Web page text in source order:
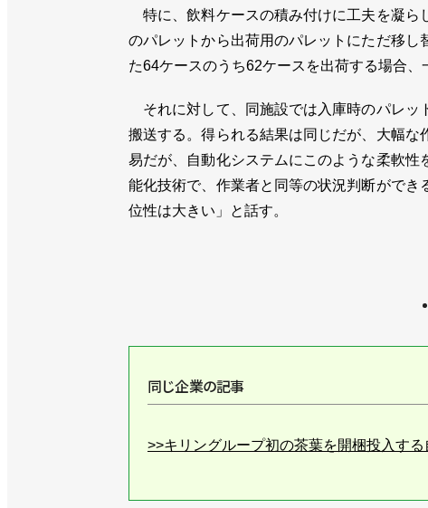
特に、飲料ケースの積み付けに工夫を凝ら
のパレットから出荷用のパレットにただ移
た64ケースのうち62ケースを出荷する場合、
それに対して、同施設では入庫時のパレッ
搬送する。得られる結果は同じだが、大幅
易だが、自動化システムにこのような柔軟
能化技術で、作業者と同等の状況判断がで
位性は大きい」と話す。
同じ企業の記事
>>キリングループ初の茶葉を開梱投入す